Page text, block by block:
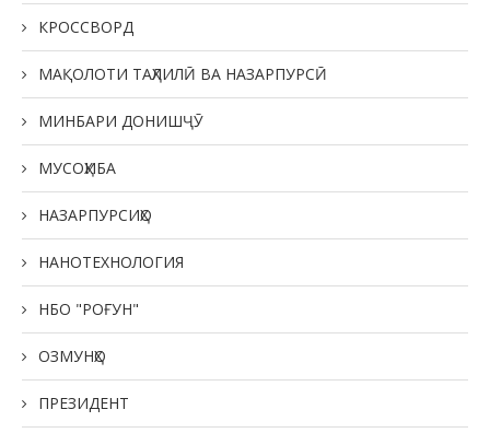
КРОССВОРД
МАҚОЛОТИ ТАҲЛИЛӢ ВА НАЗАРПУРСӢ
МИНБАРИ ДОНИШҶӮ
МУСОҲИБА
НАЗАРПУРСИҲО
НАНОТЕХНОЛОГИЯ
НБО "РОҒУН"
ОЗМУНҲО
ПРЕЗИДЕНТ